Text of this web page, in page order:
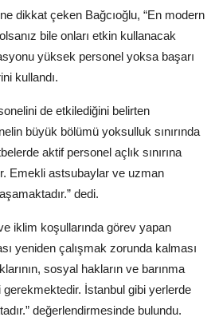
dikkat çeken Bağcıoğlu, “En modern
bile onları etkin kullanacak
yüksek personel yoksa başarı
kullandı.
de etkilediğini belirten
büyük bölümü yoksulluk sınırında
aktif personel açlık sınırına
Emekli astsubaylar ve uzman
dedi.
iklim koşullarında görev yapan
yeniden çalışmak zorunda kalması
sosyal hakların ve barınma
gerekmektedir. İstanbul gibi yerlerde
değerlendirmesinde bulundu.